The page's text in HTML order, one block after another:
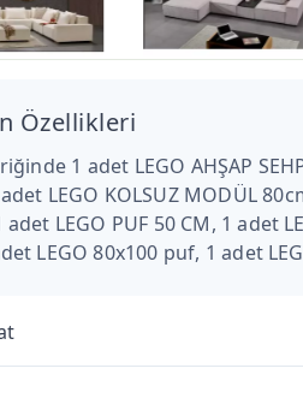
Özellikleri
1 adet LEGO AHŞAP
LEGO KOLSUZ MODÜL
adet LEGO PUF 50 CM, 1 adet
LEGO 80x100 puf, 1 adet